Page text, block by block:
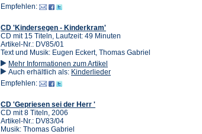
Empfehlen:
CD 'Kindersegen - Kinderkram'
CD mit 15 Titeln, Laufzeit: 49 Minuten
Artikel-Nr.: DV85/01
Text und Musik: Eugen Eckert, Thomas Gabriel
Mehr Informationen zum Artikel
Auch erhältlich als: Kinderlieder
Empfehlen:
CD 'Gepriesen sei der Herr '
CD mit 8 Titeln, 2006
Artikel-Nr.: DV83/04
Musik: Thomas Gabriel